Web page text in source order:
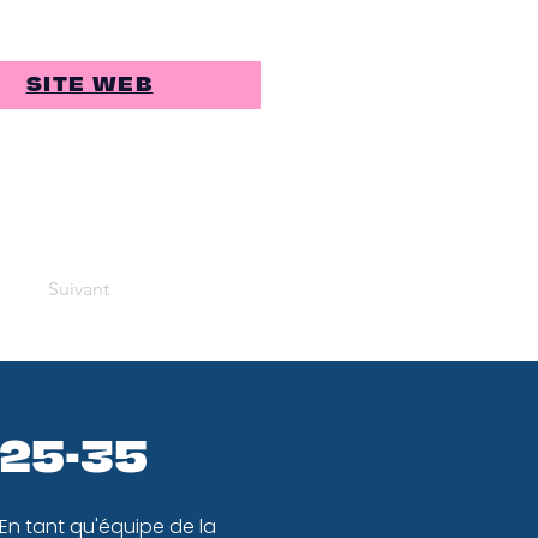
SITE WEB
Suivant
35
tant qu'équipe de la